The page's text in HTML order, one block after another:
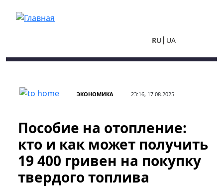
RU UA
ЭКОНОМИКА 23:16, 17.08.2025
Пособие на отопление:
кто и как может получить
19 400 гривен на покупку
твердого топлива